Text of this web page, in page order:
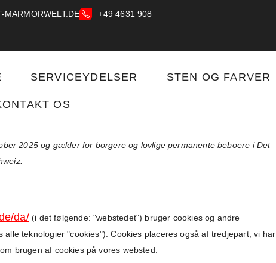
MARMORWELT.DE +49 4631 908
SERVICEYDELSER STEN OG FARVER
OS
2025 og gælder for borgere og lovlige permanente beboere i Det
da/(i det følgende: "webstedet") bruger cookies og andre
teknologier "cookies"). Cookies placeres også af tredjepart, vi har
brugen af ​​cookies på vores websted.